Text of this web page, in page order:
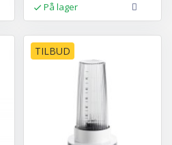
På lager
TILBUD